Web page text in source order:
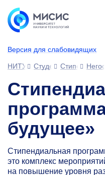
Версия для слабовидящих
НИТУ МИСИС
СтудентамСтипендии и
будущее»
Стипендиальная
это комплекс
на повышение уровня